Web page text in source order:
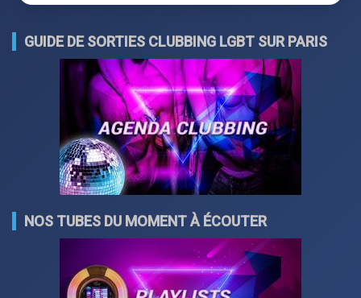
GUIDE DE SORTIES CLUBBING LGBT SUR PARIS
NOS TUBES DU MOMENT À ÉCOUTER